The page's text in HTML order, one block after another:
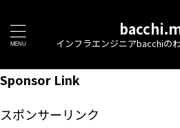
インフラエンジニアbacchiの
Sponsor Link
スポンサーリンク